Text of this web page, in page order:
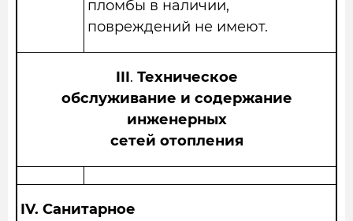
пломбы в наличии,
повреждений не имеют.
III. Техническое
обслуживание и содержание
инженерных
сетей отопления
IV. Санитарное